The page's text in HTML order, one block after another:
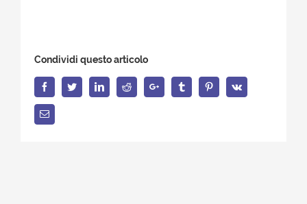
Condividi questo articolo
FacebookTwitterLinkedInReddit Google+ Tumblr PinterestVk
Email